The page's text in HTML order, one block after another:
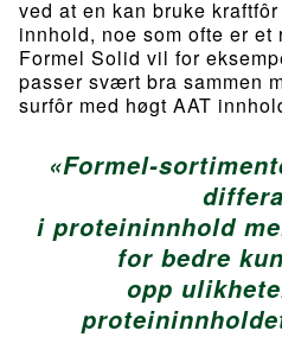
ved at en kan bruke
innhold, noe som ofte er et
Formel Solid vil for
passer svært bra sammen
surfôr med høgt AAT
«Formel-
i proteininnhold
for bedre
opp